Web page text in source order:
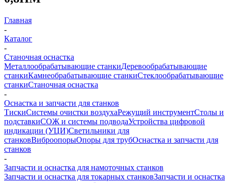
Главная
-
Каталог
-
Станочная оснастка
Металлообрабатывающие станкиДеревообрабатывающие
станкиКамнеобрабатывающие станкиСтеклообрабатывающие
станкиСтаночная оснастка
-
Оснастка и запчасти для станков
ТискиСистемы очистки воздухаРежущий инструментСтолы и
подставкиСОЖ и системы подводаУстройства цифровой
индикации (УЦИ)Светильники для
станковВиброопорыОпоры для трубОснастка и запчасти для
станков
-
Запчасти и оснастка для намоточных станков
Запчасти и оснастка для токарных станковЗапчасти и оснастка